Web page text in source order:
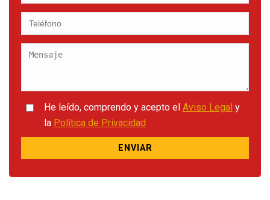
He leído, comprendo y acepto el Aviso Legal y
la Política de Privacidad